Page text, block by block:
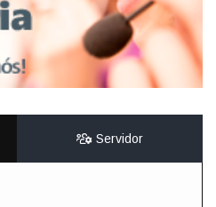
Servidor